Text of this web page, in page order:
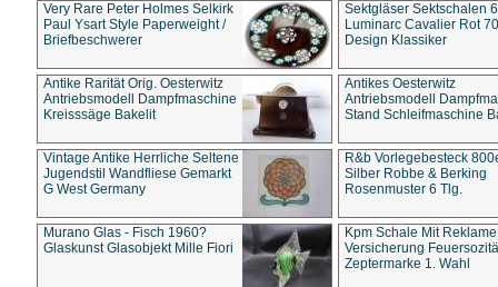
Very Rare Peter Holmes Selkirk
Paul Ysart Style Paperweight /
Briefbeschwerer
Sektgläser Sektschalen
Luminarc Cavalier Rot
Design Klassiker
Antike Rarität Orig. Oesterwitz
Antriebsmodell Dampfmaschine
Kreisssäge Bakelit
Antikes Oesterwitz
Antriebsmodell
Stand Schleifmaschine
Vintage Antike Herrliche Seltene
Jugendstil Wandfliese Gemarkt
G West Germany
R&b Vorlegebesteck
Silber Robbe & Berking
Rosenmuster 6 Tlg.
Murano Glas - Fisch 1960?
Glaskunst Glasobjekt Mille Fiori
Kpm Schale Mit Reklame
Versicherung
Zeptermarke 1. Wahl